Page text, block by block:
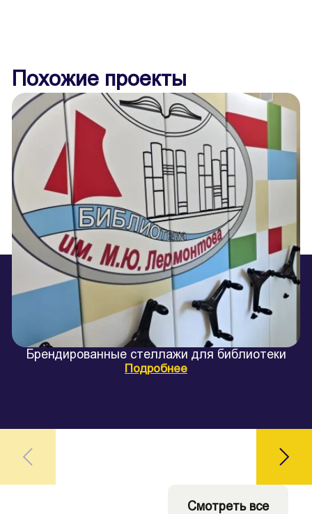
Похожие проекты
Брендированные стеллажи для библиотеки
Подробнее
Смотреть все